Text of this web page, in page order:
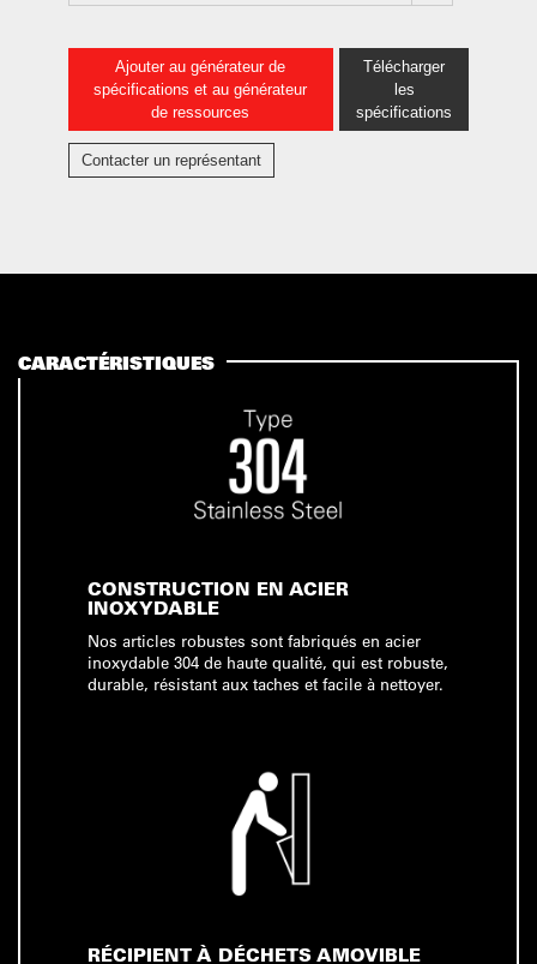
Ajouter au générateur de
spécifications et au générateur
de ressources
Télécharger
les
spécifications
Contacter un représentant
CARACTÉRISTIQUES
CONSTRUCTION EN ACIER
INOXYDABLE
Nos articles robustes sont fabriqués en acier
inoxydable 304 de haute qualité, qui est robuste,
durable, résistant aux taches et facile à nettoyer.
RÉCIPIENT À DÉCHETS AMOVIBLE